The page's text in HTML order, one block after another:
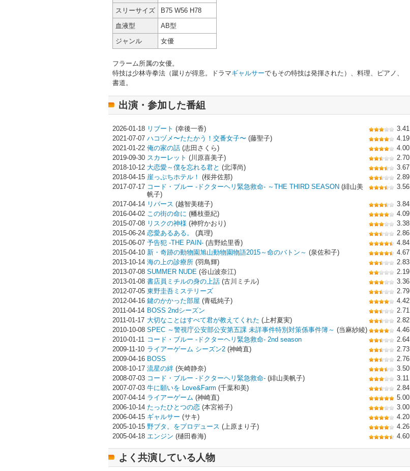
スリーサイズ
B75 W56 H78
血液型
AB型
ジャンル
女優
フラーム所属の女優。
特技は少林寺拳法（蹴りが得意。ドラマギャルサーでもその特技は発揮された）、料理、ピアノ、
書道。
出演・参加した番組
2026-01-18 リブート (幸後一香)
3.41
2021-07-07 ハコヅメ〜たたかう！交番女子〜 (藤聖子)
4.19
2021-01-22 俺の家の話 (志田さくら)
4.00
2019-09-30 スカーレット (川原喜美子)
2.70
2018-10-12 大恋愛～僕を忘れる君と (北澤尚)
3.67
2018-04-15 崖っぷちホテル！ (桜井佐那)
2.89
2017-07-17 コード・ブルー -ドクターヘリ緊急救命- ～THE THIRD SEASON (緋山美
帆子)
3.56
2017-04-14 リバース (越智美穂子)
3.84
2016-04-02 この街の命に (幡枝亜紀)
4.09
2015-07-08 リスクの神様 (神狩かおり)
3.38
2015-06-24 恋愛あるある。 (真理)
2.86
2015-06-07 予告犯 -THE PAIN- (吉野絵里香)
4.84
2015-04-10 新・奇跡の動物園旭山動物園物語2015～命のバトン～ (泉佐和子)
4.67
2013-10-14 海の上の診療所 (羽鳥輝)
2.83
2013-07-08 SUMMER NUDE (谷山波奈江)
2.19
2013-01-08 書店員ミチルの身の上話 (古川ミチル)
3.36
2012-07-05 東野圭吾ミステリーズ
2.79
2012-04-16 鍵のかかった部屋 (青砥純子)
4.42
2011-04-14 BOSS 2ndシーズン
2.71
2011-01-17 大切なことはすべて君が教えてくれた (上村夏実)
2.82
2010-10-08 SPEC ～警視庁公安部公安第五課 未詳事件特別対策係事件簿～ (当麻紗綾)
4.46
2010-01-11 コード・ブルー -ドクターヘリ緊急救命- 2nd season
2.64
2009-11-10 ライアーゲーム シーズン2 (神崎直)
2.73
2009-04-16 BOSS
2.76
2008-10-17 流星の絆 (矢崎静奈)
3.50
2008-07-03 コード・ブルー -ドクターヘリ緊急救命- (緋山美帆子)
3.11
2007-07-03 牛に願いを Love&Farm (千葉和美)
2.84
2007-04-14 ライアーゲーム (神崎直)
5.00
2006-10-14 たったひとつの恋 (本宮裕子)
3.00
2006-04-15 ギャルサー (サキ)
4.20
2005-10-15 野ブタ。をプロデュース (上原まり子)
4.26
2005-04-18 エンジン (樋田春海) 4.60
よく共演している人物